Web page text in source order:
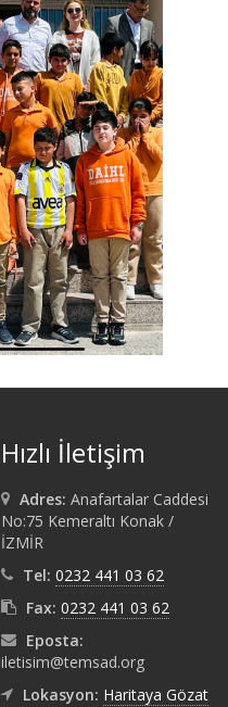
Hızlı İletişim
Adres: Anafartalar Caddesi
No:75 Kemeraltı Konak /
İZMİR
Tel: 0232 441 03 62
Fax: 0232 441 03 62
Eposta:
iletisim@temsad.org
Lokasyon: Haritaya Gözat